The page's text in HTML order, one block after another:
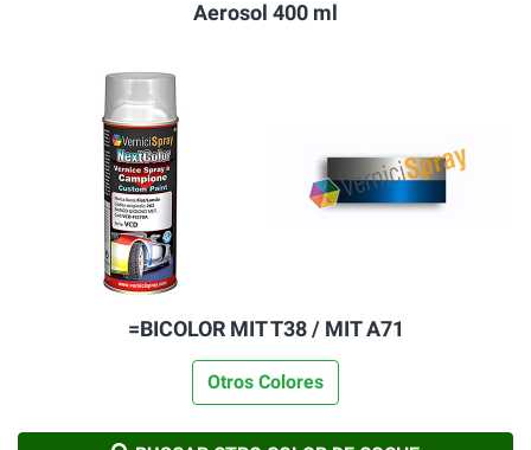
Aerosol 400 ml
=BICOLOR MIT T38 / MIT A71
Otros Colores